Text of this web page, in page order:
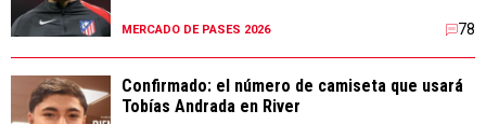
MERCADO DE PASES 2026 78
Confirmado: el número de camiseta que usará
Tobías Andrada en River